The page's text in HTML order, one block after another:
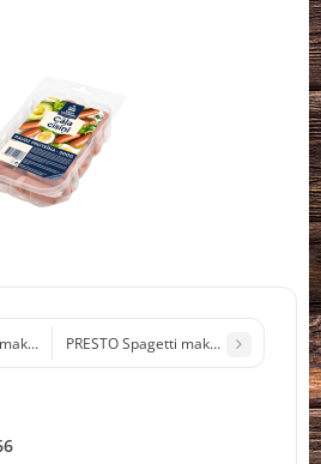
makaroni Dobele Latvija 400g(1/20)
PRESTO Spagetti makaroni Nr.7